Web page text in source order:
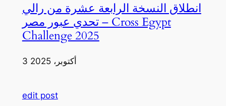
انطلاق النسخة الرابعة عشرة من رالي
تحدي عبور مصر – Cross Egypt
Challenge 2025
3 أكتوبر، 2025
edit post